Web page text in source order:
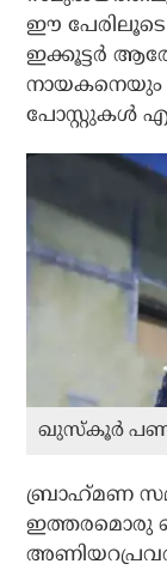
ഈ
ഇക്കൂട്ടര്‍
നായകനെയും
പോസ്റ്റുകള്‍
ഖുസ്‌കൂര്‍
ബ്രാഹ്‌മണ
ഇത്തരമൊരു